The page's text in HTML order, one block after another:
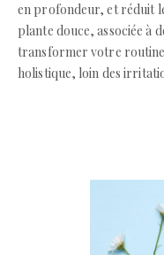
en profondeur, et réduit
plante douce, associée à
transformer votre
holistique, loin des